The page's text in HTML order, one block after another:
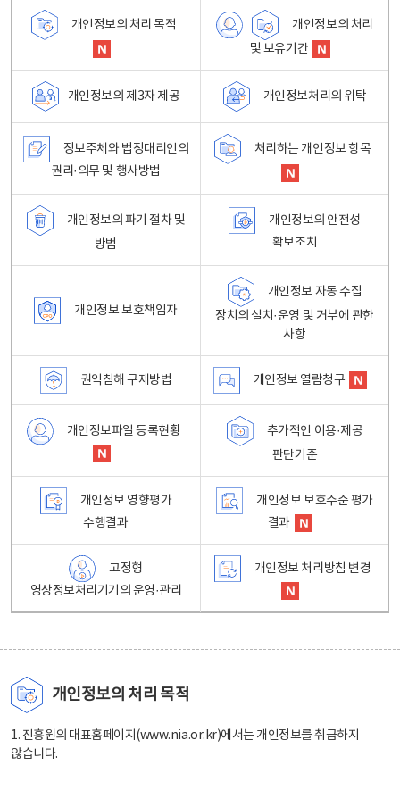
개인정보의 처리 목적
개인정보의 처리
및 보유기간
개인정보의 제3자 제공 개인정보처리의 위탁
정보주체와 법정대리인의
권리·의무 및 행사방법
처리하는 개인정보 항목
개인정보의 파기 절차 및
방법
개인정보의 안전성
확보조치
개인정보 보호책임자
개인정보 자동 수집
장치의 설치·운영 및 거부에 관한
사항
권익침해 구제방법 개인정보 열람청구
개인정보파일 등록현황
추가적인 이용·제공
판단기준
개인정보 영향평가
수행결과
개인정보 보호수준 평가
결과
고정형
영상정보처리기기의 운영·관리
개인정보 처리방침 변경
개인정보의 처리 목적
1. 진흥원의 대표홈페이지(www.nia.or.kr)에서는 개인정보를 취급하지
않습니다.